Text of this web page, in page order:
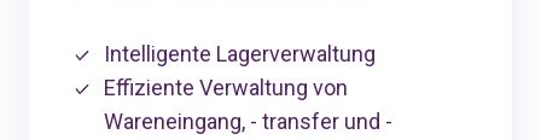
Intelligente Lagerverwaltung
Effiziente Verwaltung von
Wareneingang, - transfer und -